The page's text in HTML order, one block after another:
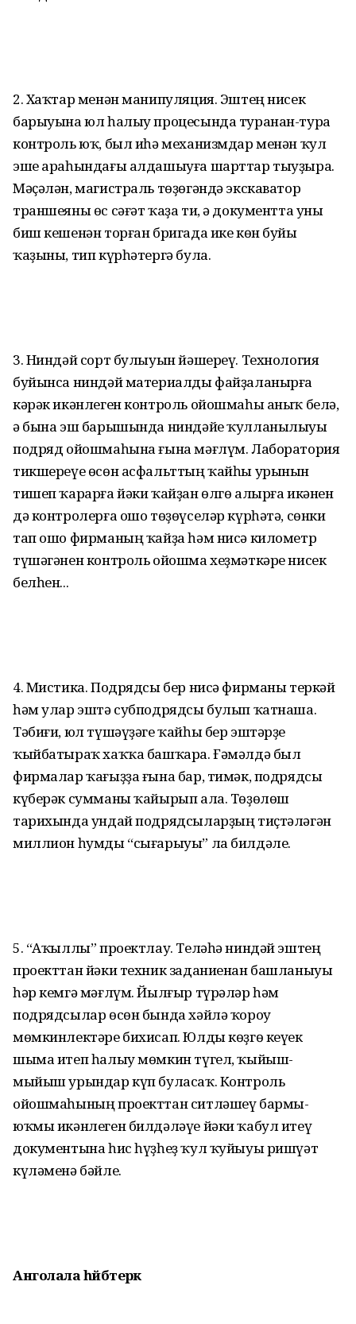
2. Хаҡтар менән манипуляция. Эштең нисек
барыуына юл һалыу процесында туранан-тура
контроль юҡ, был иһә механизмдар менән ҡул
эше араһындағы алдашыуға шарттар тыуҙыра.
Мәҫәлән, магистраль төҙөгәндә экскаватор
траншеяны өс сәғәт ҡаҙа ти, ә документта уны
биш кешенән торған бригада ике көн буйы
ҡаҙыны, тип күрһәтергә була.
3. Ниндәй сорт булыуын йәшереү. Технология
буйынса ниндәй материалды файҙаланырға
кәрәк икәнлеген контроль ойош­маһы аныҡ белә,
ә бына эш барышында ниндәйе ҡулланылыуы
подряд ойошмаһына ғына мәғлүм. Лаборатория
тикшереүе өсөн ас­фальттың ҡайһы урынын
тишеп ҡарарға йәки ҡайҙан өлгө алырға икәнен
дә контролерға ошо төҙөүселәр күрһәтә, сөнки
тап ошо фирманың ҡайҙа һәм нисә километр
түшәгәнен контроль ойошма хеҙмәткәре нисек
белһен...
4. Мистика. Подрядсы бер нисә фирманы теркәй
һәм улар эштә субподрядсы булып ҡатнаша.
Тәбиғи, юл түшәүҙәге ҡайһы бер эштәрҙе
ҡыйбатыраҡ хаҡҡа башҡара. Ғәмәлдә был
фирмалар ҡағыҙҙа ғына бар, тимәк, подрядсы
күберәк сумманы ҡайырып ала. Төҙөлөш
тарихында ундай подрядсыларҙың тиҫтәләгән
миллион һумды “сығарыуы” ла билдәле.
5. “Аҡыллы” проектлау. Те­ләһә ниндәй эштең
проекттан йәки техник заданиенан башланыуы
һәр кемгә мәғлүм. Йылғыр түрәләр һәм
подрядсылар өсөн бында хәйлә ҡороу
мөмкинлектәре бихисап. Юлды көҙгө кеүек
шыма итеп һалыу мөмкин түгел, ҡыйыш-
мыйыш урындар күп буласаҡ. Контроль
ойошмаһының проекттан ситләшеү бармы-
юҡмы икәнлеген билдәләүе йәки ҡабул итеү
документына һис һүҙһеҙ ҡул ҡуйыуы ришүәт
күләменә бәйле.
Анголала һәйбәтерәк